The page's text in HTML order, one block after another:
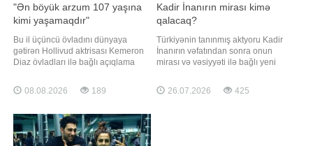
"Ən böyük arzum 107 yaşına
kimi yaşamaqdır"
Bu il üçüncü övladını dünyaya
gətirən Hollivud aktrisası Kemeron
Diaz övladları ilə bağlı açıqlama
yaşlı aktrisa bu yaşında ana
olmasına belə münasibət bildirib:.
hədəf 107 yaşına qədər
yaşamaqdır. 47 yaşında ilk övladımı
dünyaya gətirdim
08.08.2026 189
Kadir İnanırın mirası kimə
qalacaq?
Türkiyənin tanınmış aktyoru Kadir
İnanırın vəfatından sonra onun
mirası və vəsiyyəti ilə bağlı yeni
xəbər verir ki, sənətçi 2015-ci ildə
bir, 2022-ci ildə isə notarius iştirakı
26.07.2026 425